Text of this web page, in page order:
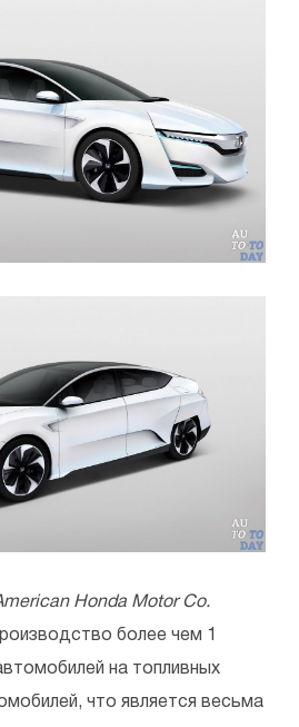
Honda Motor Co.
более чем 1
на топливных
что является весьма